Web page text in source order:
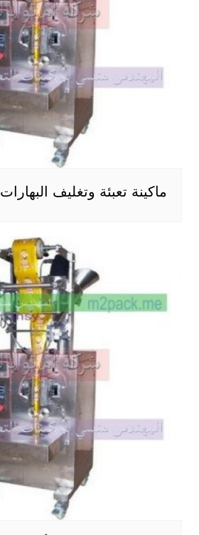
ماكينة تعبئة وتغليف البهارات